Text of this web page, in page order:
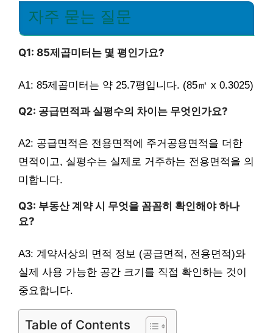
자주 묻는 질문
Q1: 85제곱미터는 몇 평인가요?
A1: 85제곱미터는 약 25.7평입니다. (85㎡ x 0.3025)
Q2: 공급면적과 실평수의 차이는 무엇인가요?
A2: 공급면적은 전용면적에 주거공용면적을 더한
면적이고, 실평수는 실제로 거주하는 전용면적을 의
미합니다.
Q3: 부동산 계약 시 무엇을 꼼꼼히 확인해야 하나
요?
A3: 계약서상의 면적 정보 (공급면적, 전용면적)와
실제 사용 가능한 공간 크기를 직접 확인하는 것이
중요합니다.
Table of Contents